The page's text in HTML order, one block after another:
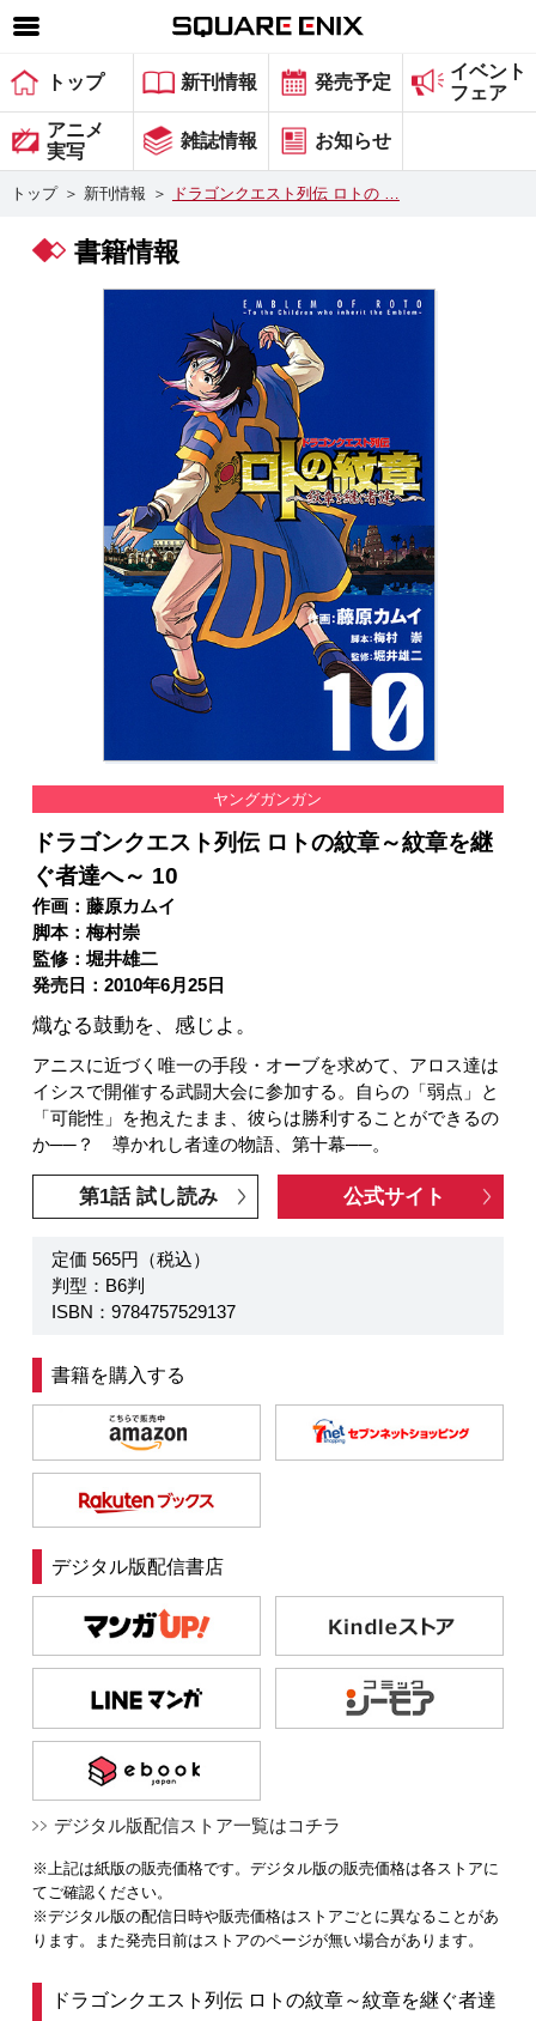
SQUARE ENIX 公式サイトメニュー
ゲーム
マガジン＆ブックス
グッズ
採用情報
スクウェア・エニックス サイト内検索
トップ 新刊情報 発売予定
イベント
フェア
アニメ
実写
雑誌情報 お知らせ
トップ ＞ 新刊情報 ＞ ドラゴンクエスト列伝 ロトの …
書籍情報
ヤングガンガン
ドラゴンクエスト列伝 ロトの紋章～紋章を継
ぐ者達へ～ 10
作画：藤原カムイ
脚本：梅村崇
監修：堀井雄二
発売日：2010年6月25日
熾なる鼓動を、感じよ。
アニスに近づく唯一の手段・オーブを求めて、アロス達は
イシスで開催する武闘大会に参加する。自らの「弱点」と
「可能性」を抱えたまま、彼らは勝利することができるの
か──？ 導かれし者達の物語、第十幕──。
第1話 試し読み 公式サイト
定価 565円（税込）
判型：B6判
ISBN：9784757529137
書籍を購入する
デジタル版配信書店
デジタル版配信ストア一覧はコチラ
※上記は紙版の販売価格です。デジタル版の販売価格は各ストアに
てご確認ください。
※デジタル版の配信日時や販売価格はストアごとに異なることがあ
ります。また発売日前はストアのページが無い場合があります。
ドラゴンクエスト列伝 ロトの紋章～紋章を継ぐ者達